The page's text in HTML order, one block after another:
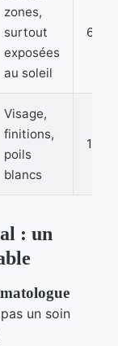
zones,
surtout
exposées
au soleil
6 à 8
Visage,
finitions,
poils
blancs
10 à
: un
un soin